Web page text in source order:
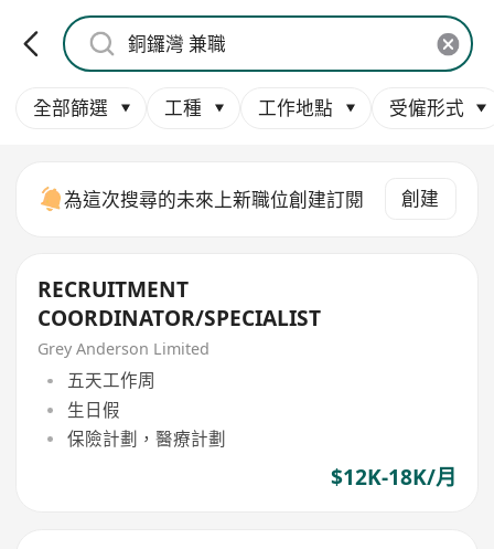
全部篩選 工種 工作地點 受僱形式
為這次搜尋的未來上新職位創建訂閱 創建
RECRUITMENT
COORDINATOR/SPECIALIST
Grey Anderson Limited
五天工作周
生日假
保險計劃，醫療計劃
$12K-18K/月